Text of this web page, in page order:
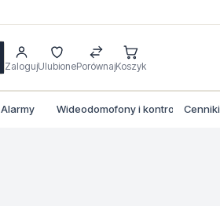
ZalogujUlubionePorównajKoszyk
Alarmy Wideodomofony i kontrola dostepu
Cenniki